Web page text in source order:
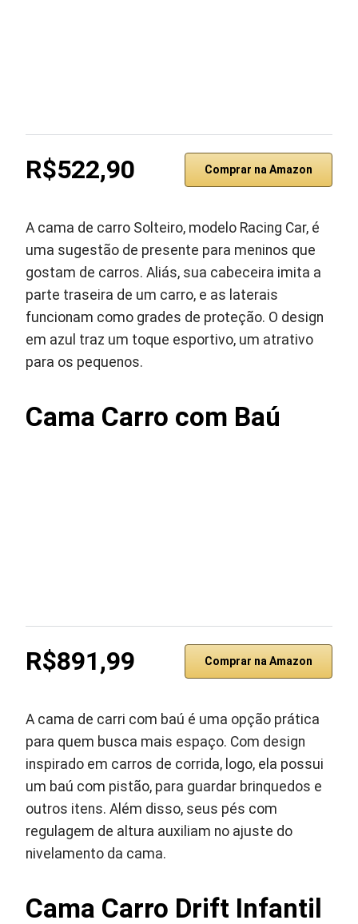
R$522,90 Comprar na Amazon
A cama de carro Solteiro, modelo Racing Car, é
uma sugestão de presente para meninos que
gostam de carros. Aliás, sua cabeceira imita a
parte traseira de um carro, e as laterais
funcionam como grades de proteção. O design
em azul traz um toque esportivo, um atrativo
para os pequenos.
Cama Carro com Baú
R$891,99 Comprar na Amazon
A cama de carri com baú é uma opção prática
para quem busca mais espaço. Com design
inspirado em carros de corrida, logo, ela possui
um baú com pistão, para guardar brinquedos e
outros itens. Além disso, seus pés com
regulagem de altura auxiliam no ajuste do
nivelamento da cama.
Cama Carro Drift Infantil